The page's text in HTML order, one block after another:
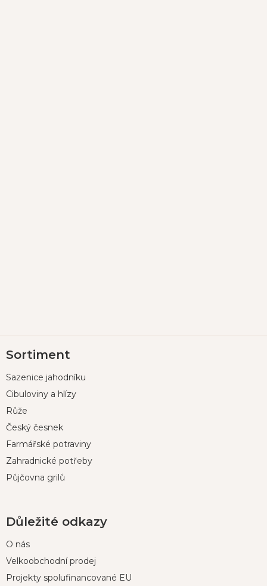
á
a
Sortiment
Sazenice jahodníku
Cibuloviny a hlízy
Růže
Český česnek
Farmářské potraviny
Zahradnické potřeby
Půjčovna grilů
Důležité odkazy
O nás
Velkoobchodní prodej
Projekty spolufinancované EU